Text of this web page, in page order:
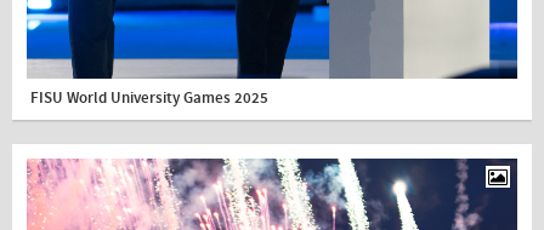
FISU World University Games 2025